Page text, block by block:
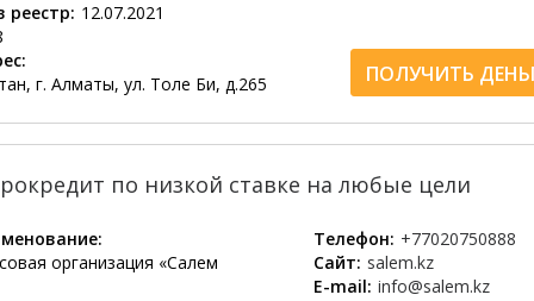
реестр: 12.07.2021
г. Алматы, ул. Толе Би, д.265
ПОЛУЧИТЬ
по низкой ставке на любые цели
организация «Салем
Телефон: +77020750888
Сайт: salem.kz
E-mail: info@salem.kz